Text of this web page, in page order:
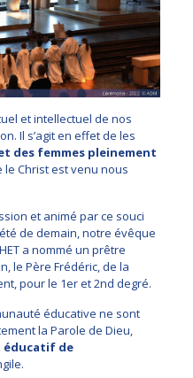
et intellectuel de nos
Il s’agit en effet de les
des femmes pleinement
Christ est venu nous
et animé par ce souci
de demain, notre évêque
a nommé un prêtre
le Père Frédéric, de la
pour le 1er et 2nd degré.
éducative ne sont
la Parole de Dieu,
éducatif de